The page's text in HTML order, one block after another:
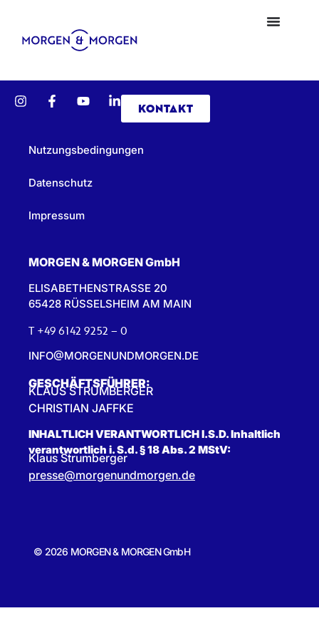
KONTAKT
Nutzungsbedingungen
Datenschutz
Impressum
MORGEN & MORGEN GmbH
ELISABETHENSTRASSE 20
65428 RÜSSELSHEIM AM MAIN
T +49 6142 9252 – 0
INFO@MORGENUNDMORGEN.DE
GESCHÄFTSFÜHRER:
KLAUS STRUMBERGER
CHRISTIAN JAFFKE
INHALTLICH VERANTWORTLICH I.S.D. Inhaltlich
verantwortlich i. S.d. § 18 Abs. 2 MStV:
Klaus Strumberger
presse@morgenundmorgen.de
© 2026 MORGEN & MORGEN GmbH